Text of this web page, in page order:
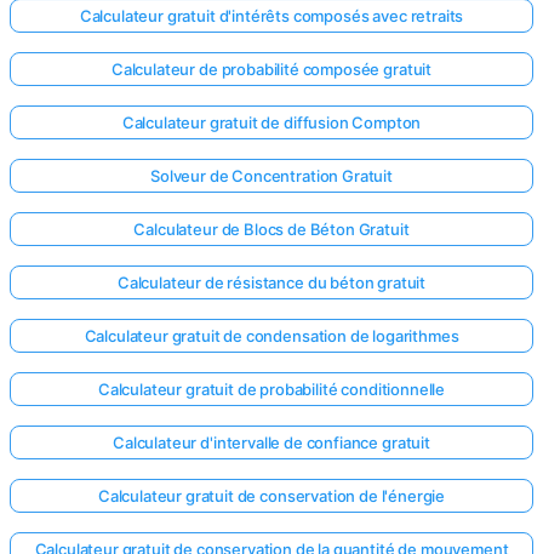
Calculateur gratuit d'intérêts composés avec retraits
Calculateur de probabilité composée gratuit
Calculateur gratuit de diffusion Compton
Solveur de Concentration Gratuit
Calculateur de Blocs de Béton Gratuit
Calculateur de résistance du béton gratuit
Calculateur gratuit de condensation de logarithmes
Calculateur gratuit de probabilité conditionnelle
Calculateur d'intervalle de confiance gratuit
Calculateur gratuit de conservation de l'énergie
Calculateur gratuit de conservation de la quantité de mouvement